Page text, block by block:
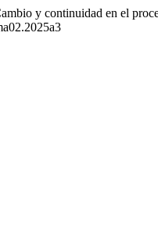
y continuidad en el